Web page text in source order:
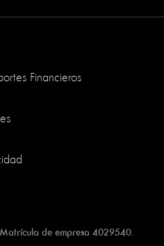
Financieros
de empresa 4029540.